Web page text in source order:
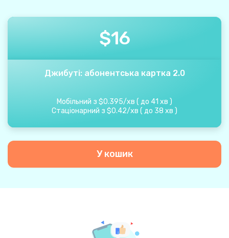
$16
Джибуті: абонентська картка 2.0
Мобільний з $0.395/хв ( до 41 хв )
Стаціонарний з $0.42/хв ( до 38 хв )
У кошик